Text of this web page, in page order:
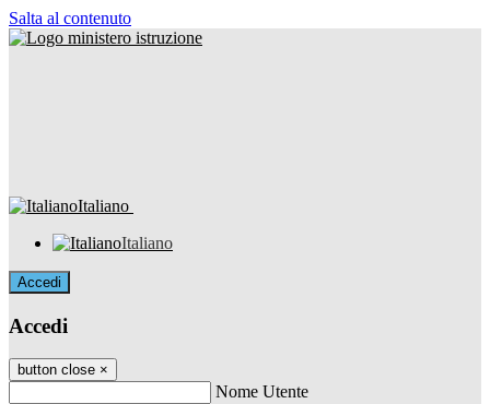
Salta al contenuto
Italiano
Italiano
Accedi
Accedi
button close ×
Nome Utente